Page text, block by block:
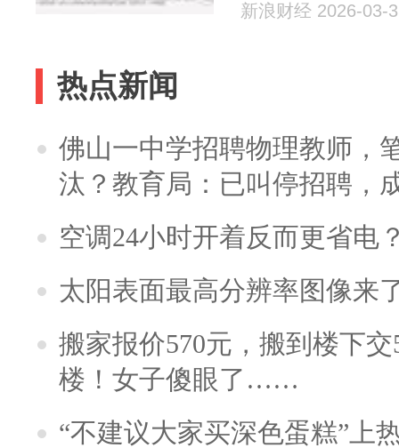
新浪财经 2026-03-
热点新闻
佛山一中学招聘物理教师，
汰？教育局：已叫停招聘，
空调24小时开着反而更省电
太阳表面最高分辨率图像来
搬家报价570元，搬到楼下
楼！女子傻眼了……
“不建议大家买深色蛋糕”上